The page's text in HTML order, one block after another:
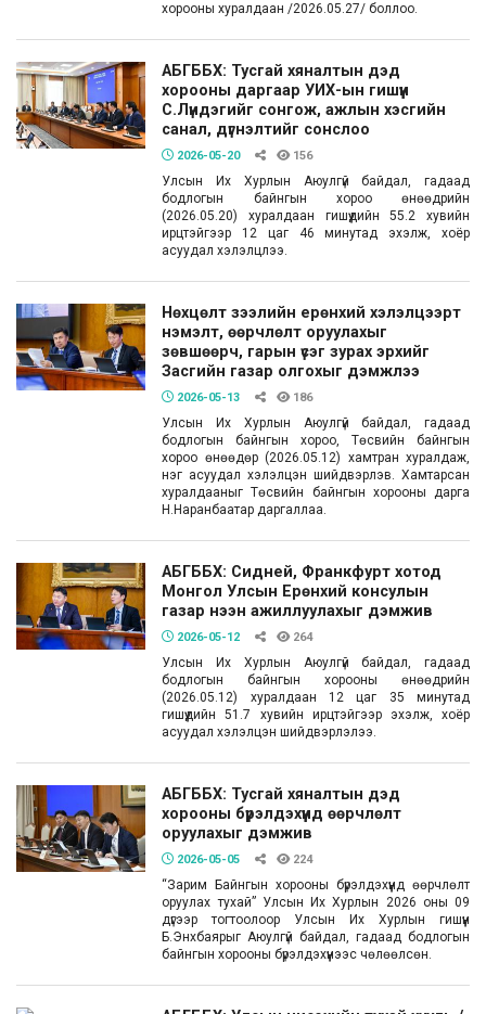
хорооны хуралдаан /2026.05.27/ боллоо.
АБГББХ: Тусгай хяналтын дэд
хорооны даргаар УИХ-ын гишүүн
С.Лүндэгийг сонгож, ажлын хэсгийн
санал, дүгнэлтийг сонслоо
2026-05-20 156
Улсын Их Хурлын Аюулгүй байдал, гадаад
бодлогын байнгын хороо өнөөдрийн
(2026.05.20) хуралдаан гишүүдийн 55.2 хувийн
ирцтэйгээр 12 цаг 46 минутад эхэлж, хоёр
асуудал хэлэлцлээ.
Нөхцөлт зээлийн ерөнхий хэлэлцээрт
нэмэлт, өөрчлөлт оруулахыг
зөвшөөрч, гарын үсэг зурах эрхийг
Засгийн газар олгохыг дэмжлээ
2026-05-13 186
Улсын Их Хурлын Аюулгүй байдал, гадаад
бодлогын байнгын хороо, Төсвийн байнгын
хороо өнөөдөр (2026.05.12) хамтран хуралдаж,
нэг асуудал хэлэлцэн шийдвэрлэв. Хамтарсан
хуралдааныг Төсвийн байнгын хорооны дарга
Н.Наранбаатар даргаллаа.
АБГББХ: Сидней, Франкфурт хотод
Монгол Улсын Ерөнхий консулын
газар нээн ажиллуулахыг дэмжив
2026-05-12 264
Улсын Их Хурлын Аюулгүй байдал, гадаад
бодлогын байнгын хорооны өнөөдрийн
(2026.05.12) хуралдаан 12 цаг 35 минутад
гишүүдийн 51.7 хувийн ирцтэйгээр эхэлж, хоёр
асуудал хэлэлцэн шийдвэрлэлээ.
АБГББХ: Тусгай хяналтын дэд
хорооны бүрэлдэхүүнд өөрчлөлт
оруулахыг дэмжив
2026-05-05 224
“Зарим Байнгын хорооны бүрэлдэхүүнд өөрчлөлт
оруулах тухай” Улсын Их Хурлын 2026 оны 09
дүгээр тогтоолоор Улсын Их Хурлын гишүүн
Б.Энхбаярыг Аюулгүй байдал, гадаад бодлогын
байнгын хорооны бүрэлдэхүүнээс чөлөөлсөн.